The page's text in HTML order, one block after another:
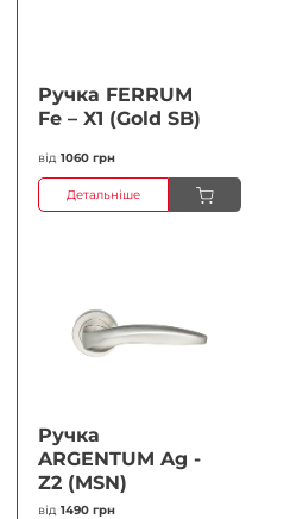
Ручка FERRUМ
Fe – X1 (Gold SB)
від 1060 грн
Детальніше
Ручка
ARGENTUM Ag -
Z2 (MSN)
від 1490 грн